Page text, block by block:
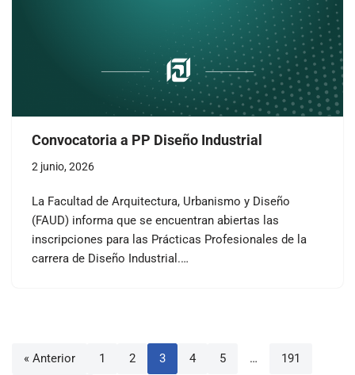
Convocatoria a PP Diseño Industrial
2 junio, 2026
La Facultad de Arquitectura, Urbanismo y Diseño
(FAUD) informa que se encuentran abiertas las
inscripciones para las Prácticas Profesionales de la
carrera de Diseño Industrial.…
« Anterior 1 2 3 4 5 … 191